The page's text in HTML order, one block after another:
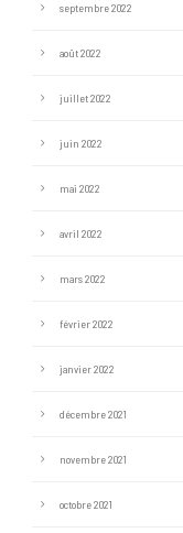
septembre 2022
août 2022
juillet 2022
juin 2022
mai 2022
avril 2022
mars 2022
février 2022
janvier 2022
décembre 2021
novembre 2021
octobre 2021